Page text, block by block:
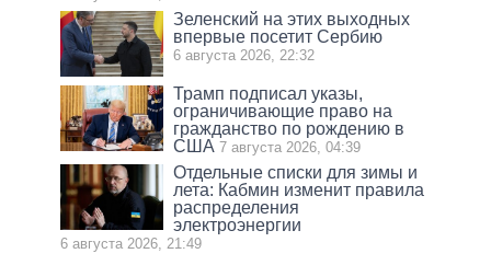
Зеленский на этих выходных
впервые посетит Сербию
6 августа 2026, 22:32
Трамп подписал указы,
ограничивающие право на
гражданство по рождению в
США 7 августа 2026, 04:39
Отдельные списки для зимы и
лета: Кабмин изменит правила
распределения
электроэнергии
6 августа 2026, 21:49